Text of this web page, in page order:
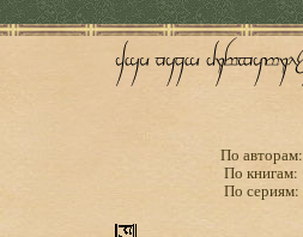
По авторам:
По книгам:
По сериям: